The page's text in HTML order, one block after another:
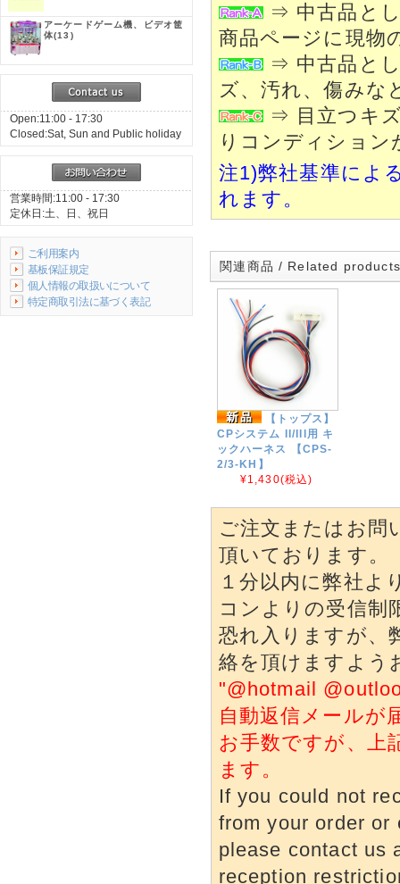
アーケードゲーム機、ビデオ筐
体(13)
Open:11:00 - 17:30
Closed:Sat, Sun and Public holiday
営業時間:11:00 - 17:30
定休日:土、日、祝日
ご利用案内
基板保証規定
個人情報の取扱いについて
特定商取引法に基づく表記
⇒ 中古品とし
商品ページに現物
⇒ 中古品とし
ズ、汚れ、傷みな
⇒ 目立つキズ
りコンディション
注1)弊社基準によ
れます。
関連商品 / Related products
【トップス】
CPシステム II/III用 キ
ックハーネス 【CPS-
2/3-KH】
¥1,430(税込)
ご注文またはお問
頂いております。
１分以内に弊社よ
コンよりの受信制
恐れ入りますが、
絡を頂けますよう
"@hotmail
自動返信メールが
お手数ですが、上
ます。
If you could not
from your order or
please contact us
reception